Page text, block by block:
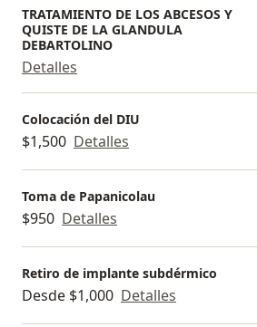
TRATAMIENTO DE LOS ABCESOS Y
QUISTE DE LA GLANDULA
DEBARTOLINO
Detalles
Colocación del DIU
$1,500 Detalles
Toma de Papanicolau
$950 Detalles
Retiro de implante subdérmico
Desde $1,000 Detalles